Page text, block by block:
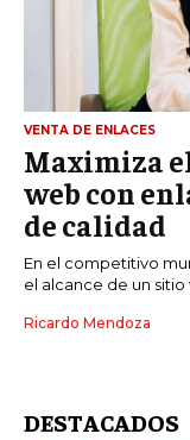
ÉTICA
SOCIAL
BLOG
Acerca de Últimas
Soy
el periodismo
VENTA DE ENLACES
Maximiza
web con
de calidad
En el competitivo
el alcance de un sitio
Ricardo Mendoza
DESTACADOS